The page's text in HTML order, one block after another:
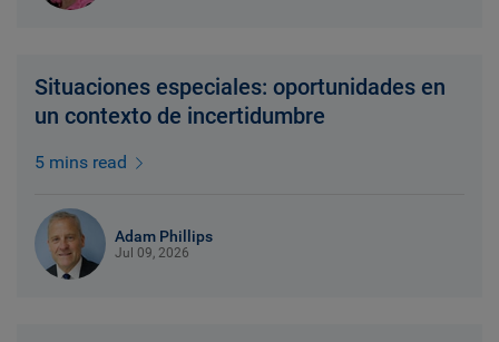
Situaciones especiales: oportunidades en
un contexto de incertidumbre
5 mins read
Adam Phillips
Jul 09, 2026